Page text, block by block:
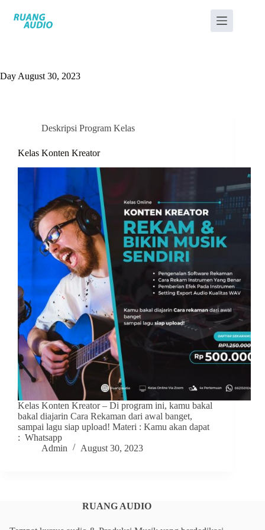
Day August 30, 2023
Deskripsi Program Kelas
Kelas Konten Kreator
Kelas Konten Kreator – Di program ini, kamu bakal
bakal diajarin Cara Rekaman dari awal banget,
sampai lagu siap upload! Materi : Kamu akan dapat
: Whatsapp
Admin
August 30, 2023
RUANG AUDIO